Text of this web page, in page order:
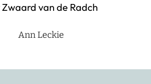
Zwaard van de Radch
Ann Leckie